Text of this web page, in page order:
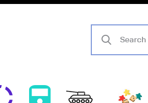
BoardGameBazar